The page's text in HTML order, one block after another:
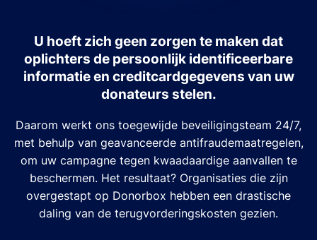
U hoeft zich geen zorgen te maken dat
oplichters de persoonlijk identificeerbare
informatie en creditcardgegevens van uw
donateurs stelen.
Daarom werkt ons toegewijde beveiligingsteam 24/7,
met behulp van geavanceerde antifraudemaatregelen,
om uw campagne tegen kwaadaardige aanvallen te
beschermen. Het resultaat? Organisaties die zijn
overgestapt op Donorbox hebben een drastische
daling van de terugvorderingskosten gezien.